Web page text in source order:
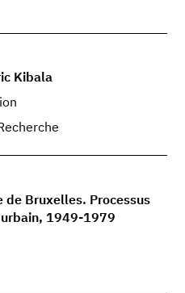
Kibala
de Bruxelles. Processus
urbain, 1949-1979